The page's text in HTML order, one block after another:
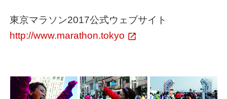
東京マラソン2017公式ウェブサイト
http://www.marathon.tokyo